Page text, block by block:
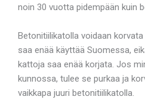
noin 30 vuotta pidempään kuin
Betonitiilikatolla voidaan
saa enää käyttää Suomessa,
kattoja saa enää korjata. Jos
kunnossa, tulee se purkaa ja
vaikkapa juuri betonitiilikatolla.